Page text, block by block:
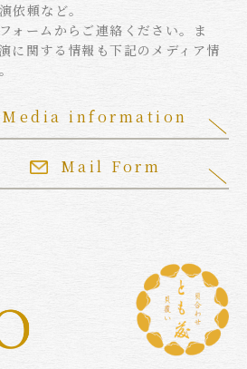
依頼など。
ォームからご連絡ください。ま
に関する情報も下記のメディア情
Mail Form
Media information